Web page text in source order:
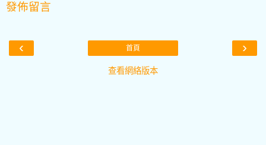
發佈留言
‹ ›
首頁
查看網絡版本